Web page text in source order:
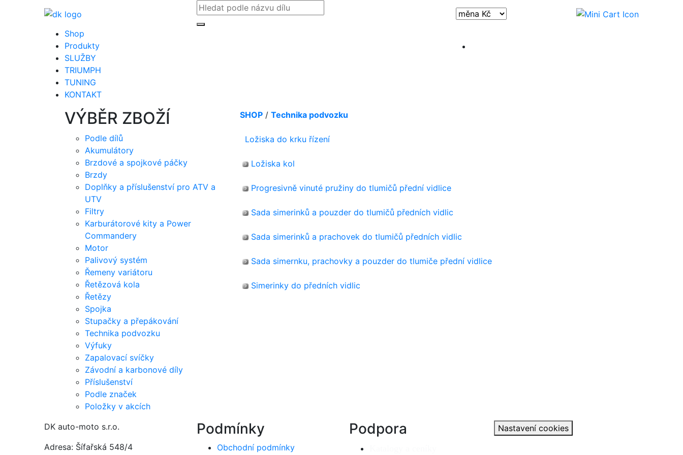
Shop
Produkty
SLUŽBY
TRIUMPH
TUNING
KONTAKT
VÝBĚR ZBOŽÍ
Podle dílů
Akumulátory
Brzdové a spojkové páčky
Brzdy
Doplňky a příslušenství pro ATV a
UTV
Filtry
Karburátorové kity a Power
Commandery
Motor
Palivový systém
Řemeny variátoru
Řetězová kola
Řetězy
Spojka
Stupačky a přepákování
Technika podvozku
Výfuky
Zapalovací svíčky
Závodní a karbonové díly
Příslušenství
Podle značek
Položky v akcích
SHOP / Technika podvozku
Ložiska do krku řízení
Ložiska kol
Progresivně vinuté pružiny do tlumičů přední vidlice
Sada simerinků a pouzder do tlumičů předních vidlic
Sada simerinků a prachovek do tlumičů předních vidlic
Sada simernku, prachovky a pouzder do tlumiče přední vidlice
Simerinky do předních vidlic
DK auto-moto s.r.o.
Adresa: Šífařská 548/4
Podmínky
Obchodní podmínky
Podpora Nastavení cookies